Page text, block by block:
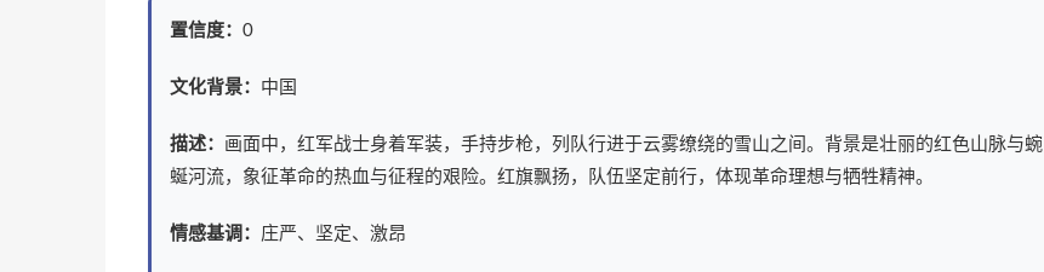
置信度： 0
文化背景： 中国
描述： 画面中，红军战士身着军装，手持步枪，列队行进于云雾缭绕的雪山之间。背景是壮丽的红色山脉与蜿
蜒河流，象征革命的热血与征程的艰险。红旗飘扬，队伍坚定前行，体现革命理想与牺牲精神。
情感基调： 庄严、坚定、激昂